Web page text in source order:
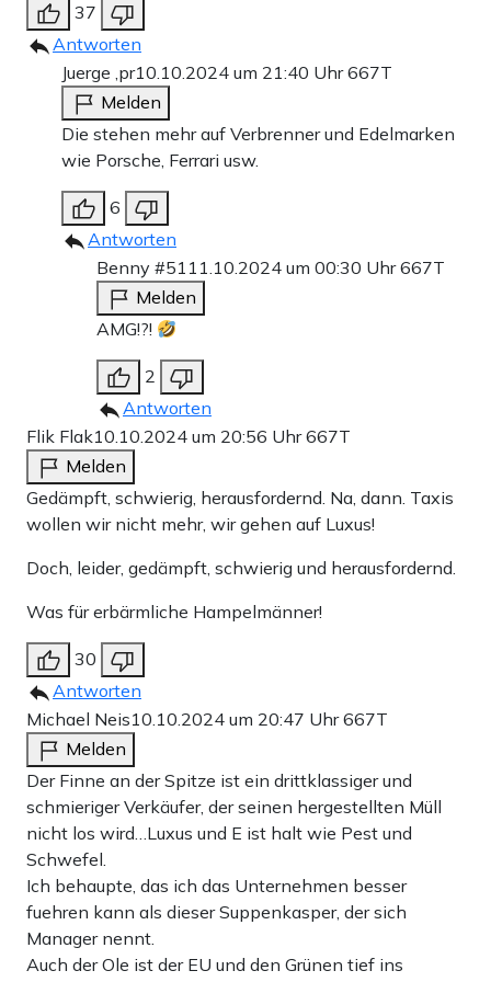
37
Antworten
Juerge ,pr10.10.2024 um 21:40 Uhr667T
Melden
Die stehen mehr auf Verbrenner und Edelmarken
wie Porsche, Ferrari usw.
6
Antworten
Benny #51 11.10.2024 um 00:30 Uhr667T
Melden
AMG!?!
2
Antworten
Flik Flak10.10.2024 um 20:56 Uhr667T
Melden
Gedämpft, schwierig, herausfordernd. Na, dann. Taxis
wollen wir nicht mehr, wir gehen auf Luxus!
Doch, leider, gedämpft, schwierig und herausfordernd.
Was für erbärmliche Hampelmänner!
30
Antworten
Michael Neis10.10.2024 um 20:47 Uhr667T
Melden
Der Finne an der Spitze ist ein drittklassiger und
schmieriger Verkäufer, der seinen hergestellten Müll
nicht los wird…Luxus und E ist halt wie Pest und
Schwefel.
Ich behaupte, das ich das Unternehmen besser
fuehren kann als dieser Suppenkasper, der sich
Manager nennt.
Auch der Ole ist der EU und den Grünen tief ins